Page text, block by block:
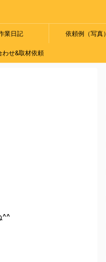
業日記 依頼例（写真）
わせ&取材依頼
^^